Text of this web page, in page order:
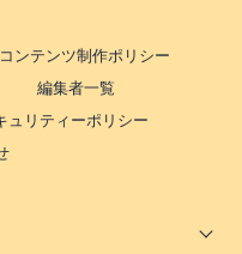
コンテンツ制作ポリシー
編集者一覧
ュリティーポリシー